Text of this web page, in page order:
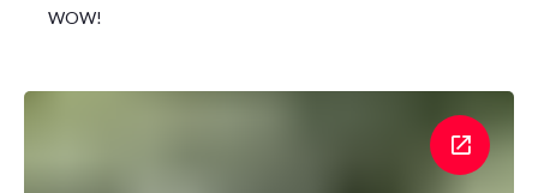
WOW!